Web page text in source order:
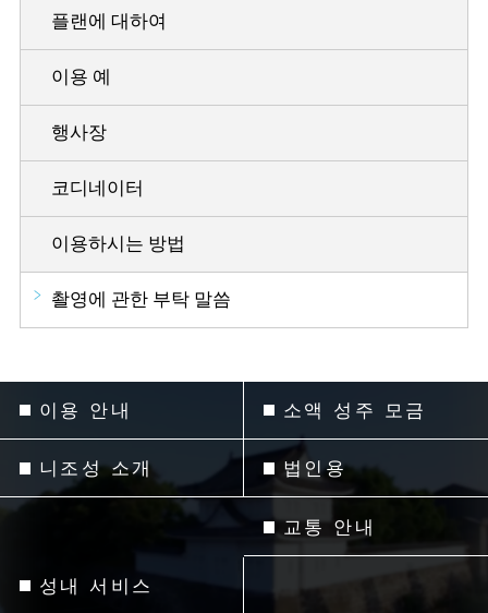
플랜에 대하여
이용 예
행사장
코디네이터
이용하시는 방법
촬영에 관한 부탁 말씀
이용 안내
니조성 소개
성내 서비스
소액 성주 모금
법인용
교통 안내